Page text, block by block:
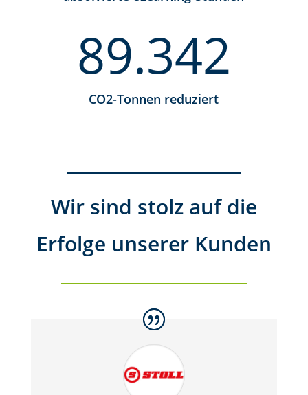
89.342
CO2-Tonnen reduziert
Wir sind stolz auf die
Erfolge unserer Kunden